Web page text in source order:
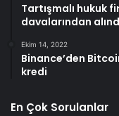
Tartışmalı hukuk
davalarından
Ekim 14, 2022
Binance’den
kredi
En Çok Sorulanlar